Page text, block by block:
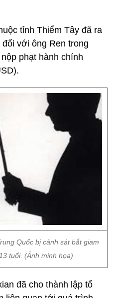
tỉnh Thiểm Tây đã ra
với ông Ren trong
phạt hành chính
Quốc bị cảnh sát bắt giam
tuổi. (Ảnh minh họa)
đã cho thành lập tổ